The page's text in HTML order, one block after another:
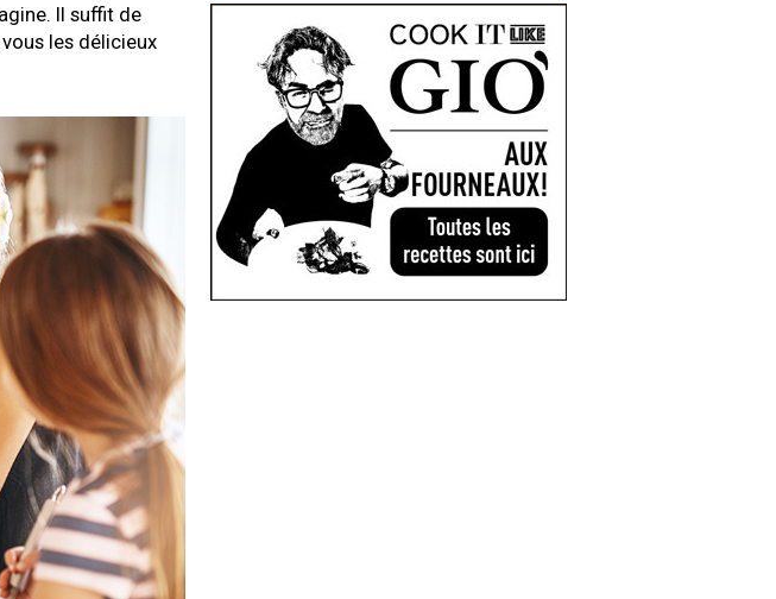
Il suffit de
les délicieux